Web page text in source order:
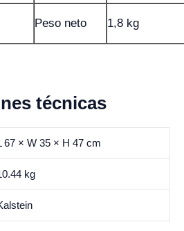
Peso neto 1,8 kg
técnicas
67 × W 35 × H 47 cm
kg